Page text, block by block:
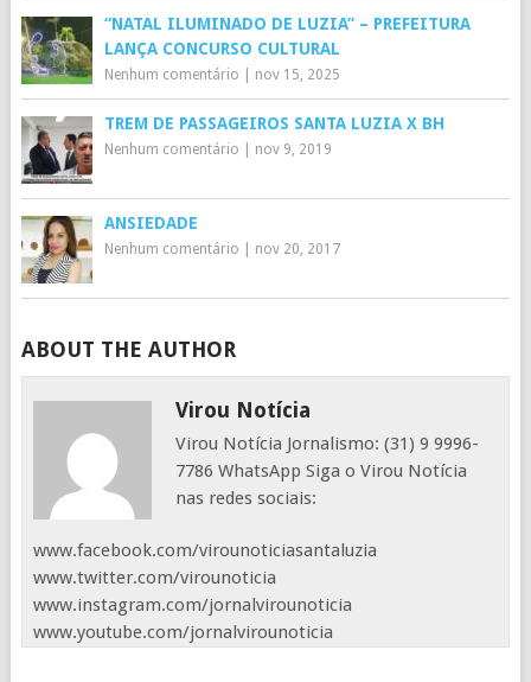
“NATAL ILUMINADO DE LUZIA” – PREFEITURA
LANÇA CONCURSO CULTURAL
Nenhum comentário nov 15, 2025
TREM DE PASSAGEIROS SANTA LUZIA X BH
Nenhum comentário nov 9, 2019
ANSIEDADE
Nenhum comentário nov 20, 2017
ABOUT THE AUTHOR
Virou Notícia
Virou Notícia Jornalismo: (31) 9 9996-
7786 WhatsApp Siga o Virou Notícia
nas redes sociais:
www.facebook.com/virounoticiasantaluzia
www.twitter.com/virounoticia
www.instagram.com/jornalvirounoticia
www.youtube.com/jornalvirounoticia